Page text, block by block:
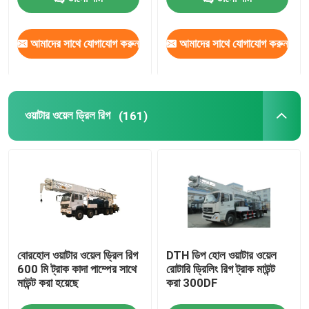
কারখানা ভ্রমণ
উদ্ধৃতির জন্য আবেদন
ড্রিল রিগ মেশিন
ওয়াটার ওয়েল ড্রিল রিগ
আমাদের সাথে যোগাযোগ করুন আমাদের সাথে যোগাযোগ করুন
ওয়াটার ওয়েল ড্রিল রিগ (161)
বোরহোল ওয়াটার ওয়েল ড্রিল রিগ
600 মি ট্রাক কাদা পাম্পের সাথে
মাউন্ট করা হয়েছে
DTH ডিপ হোল ওয়াটার ওয়েল
রোটারি ড্রিলিং রিগ ট্রাক মাউন্ট
করা 300DF